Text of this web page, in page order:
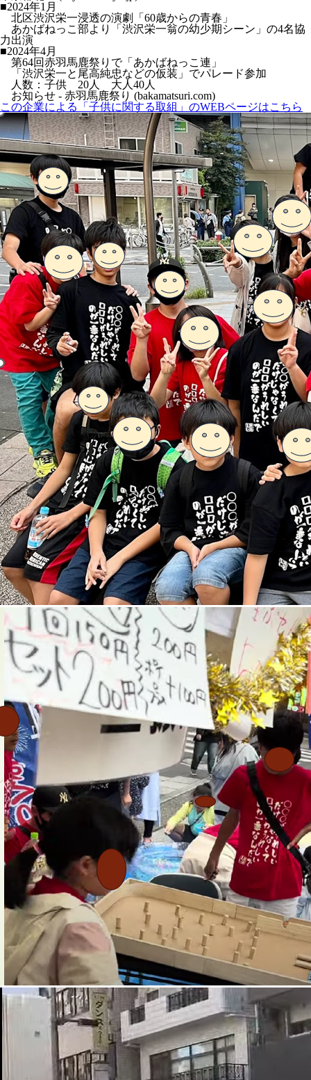
■2024年1月
北区渋沢栄一浸透の演劇「60歳からの青春」
あかばねっこ部より「渋沢栄一翁の幼少期シーン」の4名協
力出演
■2024年4月
第64回赤羽馬鹿祭りで「あかばねっこ連」
「渋沢栄一と尾高純忠などの仮装」でパレード参加
人数：子供 20人 大人40人
お知らせ - 赤羽馬鹿祭り (bakamatsuri.com)
この企業による「子供に関する取組」のWEBページはこちら